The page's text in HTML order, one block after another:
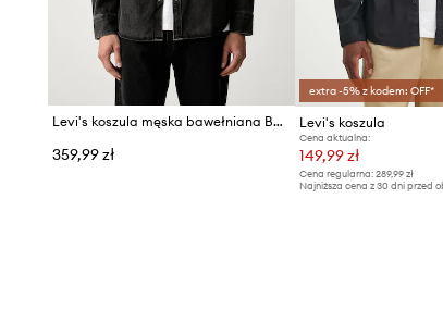
Levi's koszula męska bawełniana BARSTOW WESTERN STANDARD
359,99 zł
extra -5% z kodem: OFF*
Levi's koszula
Cena aktualna:
149,99 zł
Cena regularna:289,99 zł
Najniższa cena z 30 dni przed